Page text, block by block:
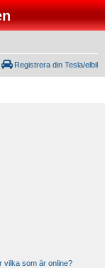
Registrera din Tesla/elbil
vilka som är online?